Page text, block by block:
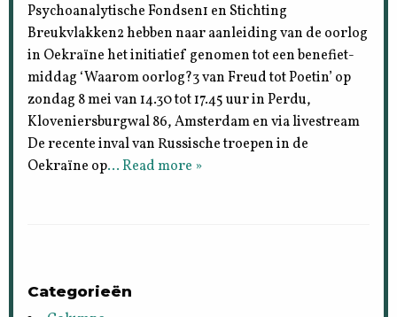
Psychoanalytische Fondsen1 en Stichting
Breukvlakken2 hebben naar aanleiding van de oorlog
in Oekraïne het initiatief genomen tot een benefiet-
middag ‘Waarom oorlog?3 van Freud tot Poetin’ op
zondag 8 mei van 14.30 tot 17.45 uur in Perdu,
Kloveniersburgwal 86, Amsterdam en via livestream
De recente inval van Russische troepen in de
Oekraïne op… Read more »
Categorieën